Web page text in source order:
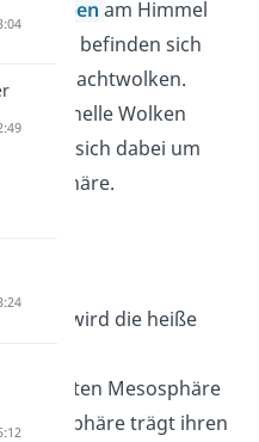
am Himmel
befinden sich
Nachtwolken.
also helle Wolken
es sich dabei um
wird die heiße
kalten Mesosphäre
trägt ihren